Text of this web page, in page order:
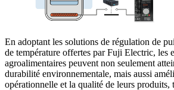
En adoptant les solutions de régulation de
de température offertes par Fuji Electric, les
agroalimentaires peuvent non seulement
durabilité environnementale, mais aussi
opérationnelle et la qualité de leurs produits,